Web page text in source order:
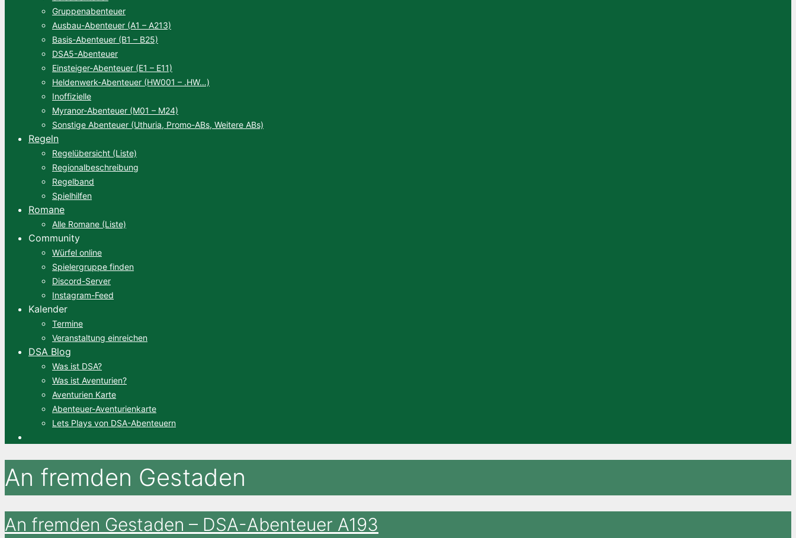
Gruppenabenteuer
Ausbau-Abenteuer (A1 – A213)
Basis-Abenteuer (B1 – B25)
DSA5-Abenteuer
Einsteiger-Abenteuer (E1 – E11)
Heldenwerk-Abenteuer (HW001 – .HW…)
Inoffizielle
Myranor-Abenteuer (M01 – M24)
Sonstige Abenteuer (Uthuria, Promo-ABs, Weitere ABs)
Regeln
Regelübersicht (Liste)
Regionalbeschreibung
Regelband
Spielhilfen
Romane
Alle Romane (Liste)
Community
Würfel online
Spielergruppe finden
Discord-Server
Instagram-Feed
Kalender
Termine
Veranstaltung einreichen
DSA Blog
Was ist DSA?
Was ist Aventurien?
Aventurien Karte
Abenteuer-Aventurienkarte
Lets Plays von DSA-Abenteuern
An fremden Gestaden
An fremden Gestaden – DSA-Abenteuer A193